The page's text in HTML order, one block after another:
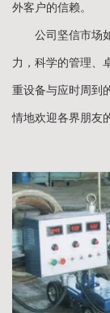
外客户的信赖。
公司坚信市场
力，科学的管理、
重设备与应时周到
情地欢迎各界朋友